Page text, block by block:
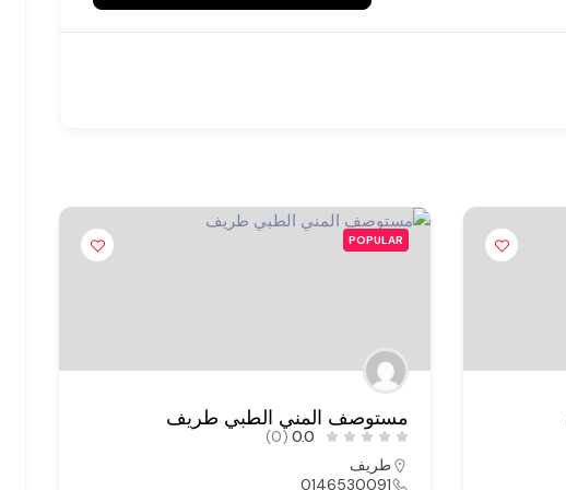
POPULAR
مستوصف المني الطبي طريف
0.0
(0)
طريف
0146530091